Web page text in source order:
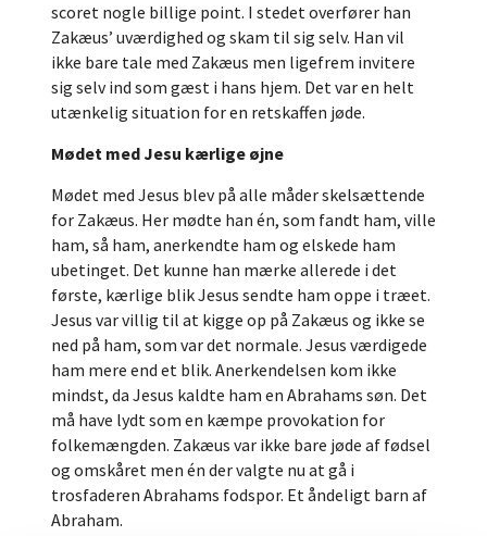
scoret nogle billige point. I stedet overfører han
Zakæus’ uværdighed og skam til sig selv. Han vil
ikke bare tale med Zakæus men ligefrem invitere
sig selv ind som gæst i hans hjem. Det var en helt
utænkelig situation for en retskaffen jøde.
Mødet med Jesu kærlige øjne
Mødet med Jesus blev på alle måder skelsættende
for Zakæus. Her mødte han én, som fandt ham, ville
ham, så ham, anerkendte ham og elskede ham
ubetinget. Det kunne han mærke allerede i det
første, kærlige blik Jesus sendte ham oppe i træet.
Jesus var villig til at kigge op på Zakæus og ikke se
ned på ham, som var det normale. Jesus værdigede
ham mere end et blik. Anerkendelsen kom ikke
mindst, da Jesus kaldte ham en Abrahams søn. Det
må have lydt som en kæmpe provokation for
folkemængden. Zakæus var ikke bare jøde af fødsel
og omskåret men én der valgte nu at gå i
trosfaderen Abrahams fodspor. Et åndeligt barn af
Abraham.